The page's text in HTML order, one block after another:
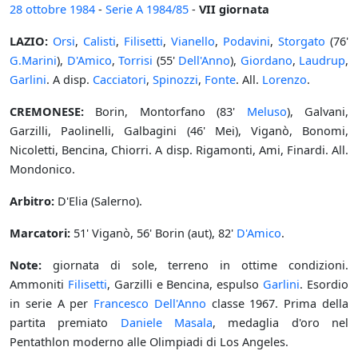
28 ottobre 1984 - Serie A 1984/85 - VII giornata
LAZIO: Orsi, Calisti, Filisetti, Vianello, Podavini, Storgato (76'
G.Marini), D'Amico, Torrisi (55' Dell'Anno), Giordano, Laudrup,
Garlini. A disp. Cacciatori, Spinozzi, Fonte. All. Lorenzo.
CREMONESE: Borin, Montorfano (83' Meluso), Galvani,
Garzilli, Paolinelli, Galbagini (46' Mei), Viganò, Bonomi,
Nicoletti, Bencina, Chiorri. A disp. Rigamonti, Ami, Finardi. All.
Mondonico.
Arbitro: D'Elia (Salerno).
Marcatori: 51' Viganò, 56' Borin (aut), 82' D'Amico.
Note: giornata di sole, terreno in ottime condizioni.
Ammoniti Filisetti, Garzilli e Bencina, espulso Garlini. Esordio
in serie A per Francesco Dell'Anno classe 1967. Prima della
partita premiato Daniele Masala, medaglia d'oro nel
Pentathlon moderno alle Olimpiadi di Los Angeles.